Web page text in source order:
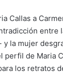
Callas a
entre
y la mujer
perfil de Maria
los retratos